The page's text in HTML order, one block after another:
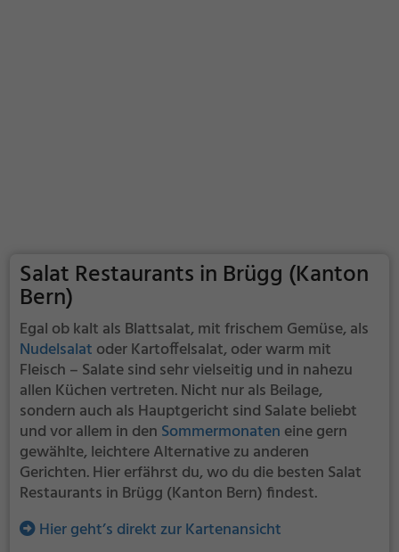
Salat Restaurants in Brügg (Kanton
Bern)
Egal ob kalt als Blattsalat, mit frischem Gemüse, als
Nudelsalat oder Kartoffelsalat, oder warm mit
Fleisch – Salate sind sehr vielseitig und in nahezu
allen Küchen vertreten. Nicht nur als Beilage,
sondern auch als Hauptgericht sind Salate beliebt
und vor allem in den Sommermonaten eine gern
gewählte, leichtere Alternative zu anderen
Gerichten. Hier erfährst du, wo du die besten Salat
Restaurants in Brügg (Kanton Bern) findest.
Hier geht’s direkt zur Kartenansicht